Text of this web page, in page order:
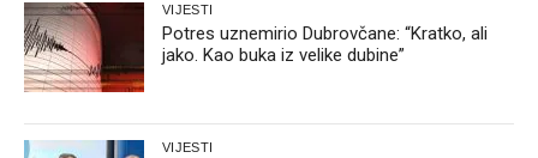
VIJESTI
Potres uznemirio Dubrovčane: “Kratko, ali
jako. Kao buka iz velike dubine”
VIJESTI